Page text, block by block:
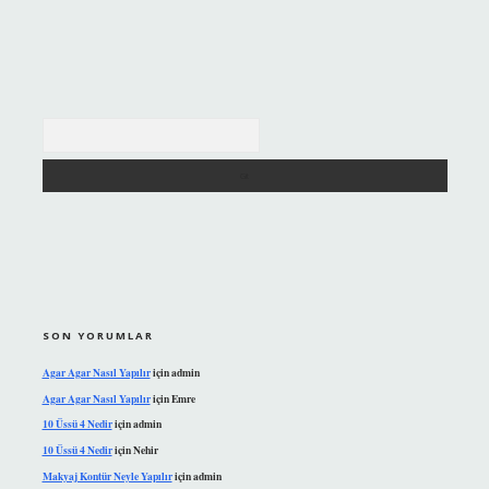
SON YORUMLAR
Agar Agar Nasıl Yapılıriçinadmin
Agar Agar Nasıl YapılıriçinEmre
10 Üssü 4 Nediriçinadmin
10 Üssü 4 NediriçinNehir
Makyaj Kontür Neyle Yapılıriçinadmin